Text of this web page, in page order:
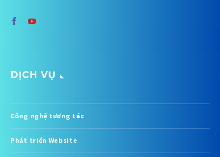
DỊCH VỤ
Công nghệ tương tác
Phát triển Website